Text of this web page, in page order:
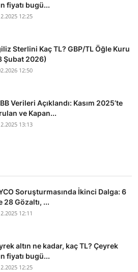
fiyatı bugü...
12:25
Sterlini Kaç TL? GBP/TL Öğle Kuru
Şubat 2026)
12:50
Verileri Açıklandı: Kasım 2025’te
ve Kapan...
13:13
Soruşturmasında İkinci Dalga: 6
28 Gözaltı, ...
12:11
altın ne kadar, kaç TL? Çeyrek
fiyatı bugü...
12:25